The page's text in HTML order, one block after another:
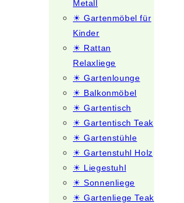
Metall
☀ Gartenmöbel für
Kinder
☀ Rattan
Relaxliege
☀ Gartenlounge
☀ Balkonmöbel
☀ Gartentisch
☀ Gartentisch Teak
☀ Gartenstühle
☀ Gartenstuhl Holz
☀ Liegestuhl
☀ Sonnenliege
☀ Gartenliege Teak